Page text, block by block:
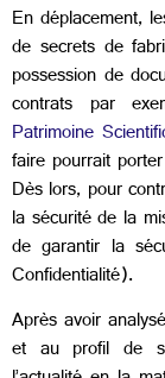
En déplacement,
de secrets de
possession de
contrats par
Patrimoine
faire pourrait
Dès lors, pour
la sécurité de la
de garantir la
Confidentialité).
Après avoir
et au profil de